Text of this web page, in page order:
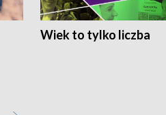
Wiek to tylko liczba